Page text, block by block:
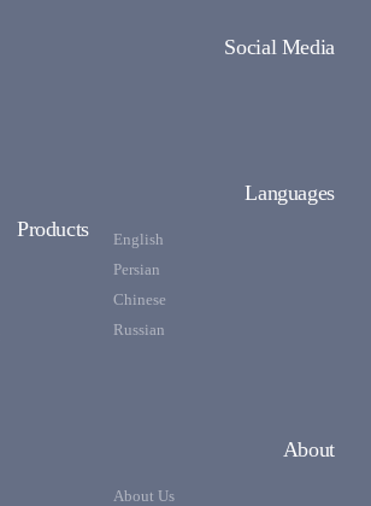
Social Media
Languages
English
Persian
Chinese
Russian
Products
About
About Us